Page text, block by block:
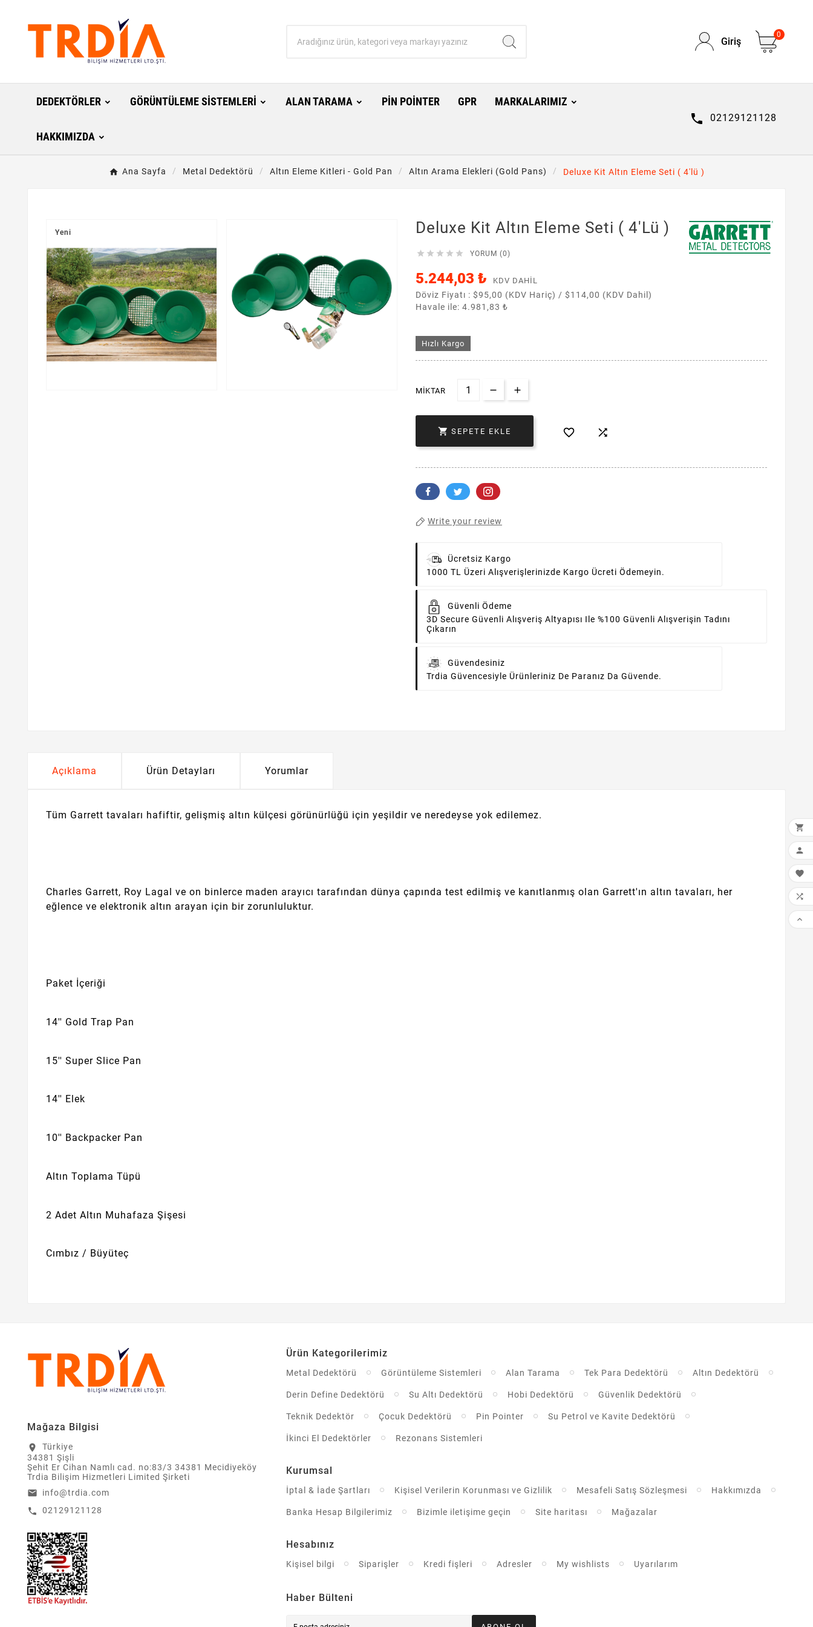
Giriş
0
DEDEKTÖRLER GÖRÜNTÜLEME SISTEMLERI ALAN TARAMA PIN POINTER GPR MARKALARIMIZ
HAKKIMIZDA
 02129121128
Ana Sayfa Metal Dedektörü Altın Eleme Kitleri - Gold Pan Altın Arama Elekleri (Gold Pans) Deluxe Kit Altın Eleme Seti ( 4'lü )
Yeni Deluxe Kit Altın Eleme Seti ( 4'lü )
     YORUM (0)
5.244,03 ₺ KDV DAHIL
Döviz Fiyatı : $95,00 (KDV Hariç) / $114,00 (KDV Dahil)
Havale ile: 4.981,83 ₺
Hızlı Kargo
MIKTAR
 SEPETE EKLE  
Write your review
Ücretsiz Kargo
1000 TL Üzeri Alışverişlerinizde Kargo Ücreti Ödemeyin.
Güvenli Ödeme
3D Secure Güvenli Alışveriş Altyapısı Ile %100 Güvenli Alışverişin Tadını
Çıkarın
Güvendesiniz
Trdia Güvencesiyle Ürünleriniz De Paranız Da Güvende.
Açıklama Ürün Detayları Yorumlar
Tüm Garrett tavaları hafiftir, gelişmiş altın külçesi görünürlüğü için yeşildir ve neredeyse yok edilemez.
Charles Garrett, Roy Lagal ve on binlerce maden arayıcı tarafından dünya çapında test edilmiş ve kanıtlanmış olan Garrett'ın altın tavaları, her
eğlence ve elektronik altın arayan için bir zorunluluktur.
Paket İçeriği
14'' Gold Trap Pan
15'' Super Slice Pan
14'' Elek
10'' Backpacker Pan
Altın Toplama Tüpü
2 Adet Altın Muhafaza Şişesi
Cımbız / Büyüteç
Mağaza Bilgisi
location_on
Türkiye
34381 Şişli
Şehit Er Cihan Namlı cad. no:83/3 34381 Mecidiyeköy
Trdia Bilişim Hizmetleri Limited Şirketi
email info@trdia.com
call 02129121128
Ürün Kategorilerimiz
Metal Dedektörü Görüntüleme Sistemleri Alan Tarama Tek Para Dedektörü Altın Dedektörü
Derin Define Dedektörü Su Altı Dedektörü Hobi Dedektörü Güvenlik Dedektörü
Teknik Dedektör Çocuk Dedektörü Pin Pointer Su Petrol ve Kavite Dedektörü
İkinci El Dedektörler Rezonans Sistemleri
Kurumsal
İptal & İade Şartları Kişisel Verilerin Korunması ve Gizlilik Mesafeli Satış Sözleşmesi Hakkımızda
Banka Hesap Bilgilerimiz Bizimle iletişime geçin Site haritası Mağazalar
Hesabınız
Kişisel bilgi Siparişler Kredi fişleri Adresler My wishlists Uyarılarım
Haber Bülteni




